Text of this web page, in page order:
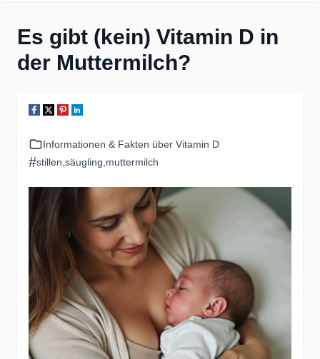
Es gibt (kein) Vitamin D in
der Muttermilch?
Informationen & Fakten über Vitamin D
#stillen säugling muttermilch